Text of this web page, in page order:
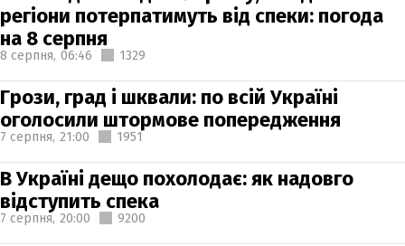
регіони потерпатимуть від спеки: погода
на 8 серпня
8 серпня, 06:46 1329
Грози, град і шквали: по всій Україні
оголосили штормове попередження
7 серпня, 21:00 1951
В Україні дещо похолодає: як надовго
відступить спека
7 серпня, 20:00 9200